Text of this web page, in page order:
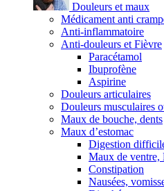
Douleurs et maux
Médicament anti
Anti-inflammatoire
Anti-douleurs et Fièvre
Paracétamol
Ibuprofène
Aspirine
Douleurs articulaires
Douleurs musculaires
Maux de bouche, dents
Maux d’estomac
Digestion
Maux de ventre,
Constipation
Nausées,